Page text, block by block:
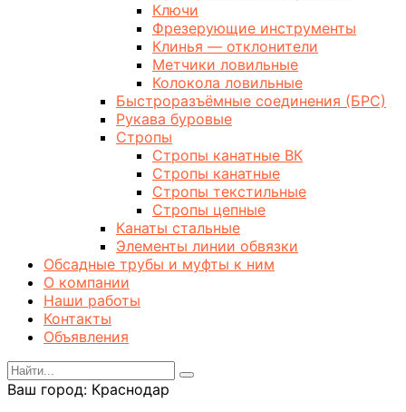
Ключи
Фрезерующие инструменты
Клинья — отклонители
Метчики ловильные
Колокола ловильные
Быстроразъёмные соединения (БРС)
Рукава буровые
Стропы
Стропы канатные ВК
Стропы канатные
Стропы текстильные
Стропы цепные
Канаты стальные
Элементы линии обвязки
Обсадные трубы и муфты к ним
О компании
Наши работы
Контакты
Объявления
Ваш город: Краснодар